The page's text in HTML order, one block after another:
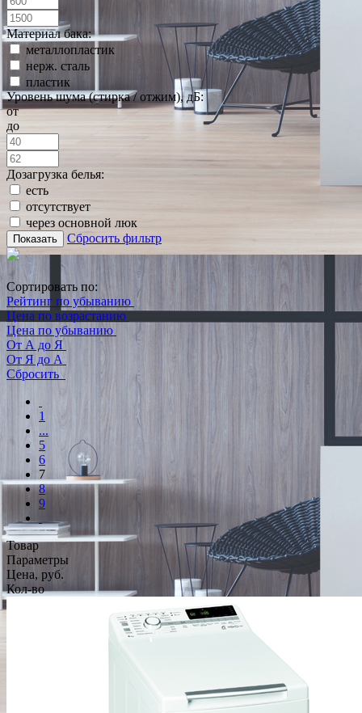
Материал бака:
металлопластик
нерж. сталь
пластик
Уровень шума (стирка / отжим), дБ:
от
до
Дозагрузка белья:
есть
отсутствует
через основной люк
Показать Сбросить фильтр
Сортировать по:
Рейтинг по убыванию
Цена по возрастанию
Цена по убыванию
От А до Я
От Я до А
Сбросить
1
...
5
6
7
8
9
Товар
Параметры
Цена, руб.
Кол-во